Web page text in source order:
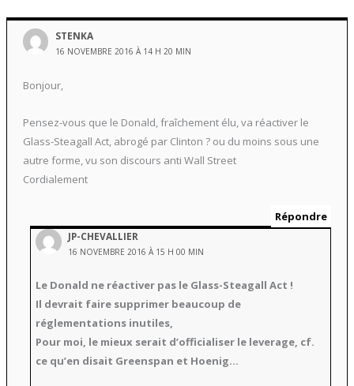
STENKA
16 NOVEMBRE 2016 À 14 H 20 MIN
Bonjour,
Pensez-vous que le Donald, fraîchement élu, va réactiver le
Glass-Steagall Act, abrogé par Clinton ? ou du moins sous une
autre forme, vu son discours anti Wall Street
Cordialement
Répondre
JP-CHEVALLIER
16 NOVEMBRE 2016 À 15 H 00 MIN
Le Donald ne réactiver pas le Glass-Steagall Act !
Il devrait faire supprimer beaucoup de
réglementations inutiles,
Pour moi, le mieux serait d’officialiser le leverage, cf.
ce qu’en disait Greenspan et Hoenig…